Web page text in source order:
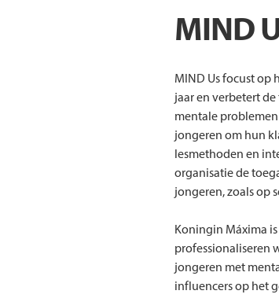
MIND
MIND Us focust op
jaar en verbetert
mentale
jongeren om hun
lesmethoden en
organisatie de
jongeren, zoals op
Koningin Máxima
professionaliseren
jongeren met
influencers op het